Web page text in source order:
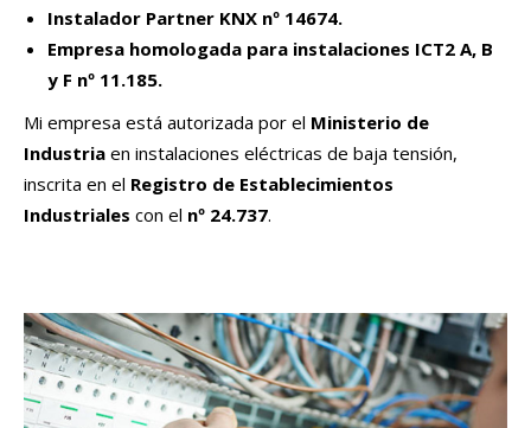
Instalador Partner KNX nº 14674.
Empresa homologada para instalaciones ICT2 A, B
y F nº 11.185.
Mi empresa está autorizada por el Ministerio de
Industria en instalaciones eléctricas de baja tensión,
inscrita en el Registro de Establecimientos
Industriales con el nº 24.737.